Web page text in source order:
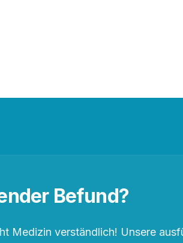
Befund?
Medizin verständlich! Unsere